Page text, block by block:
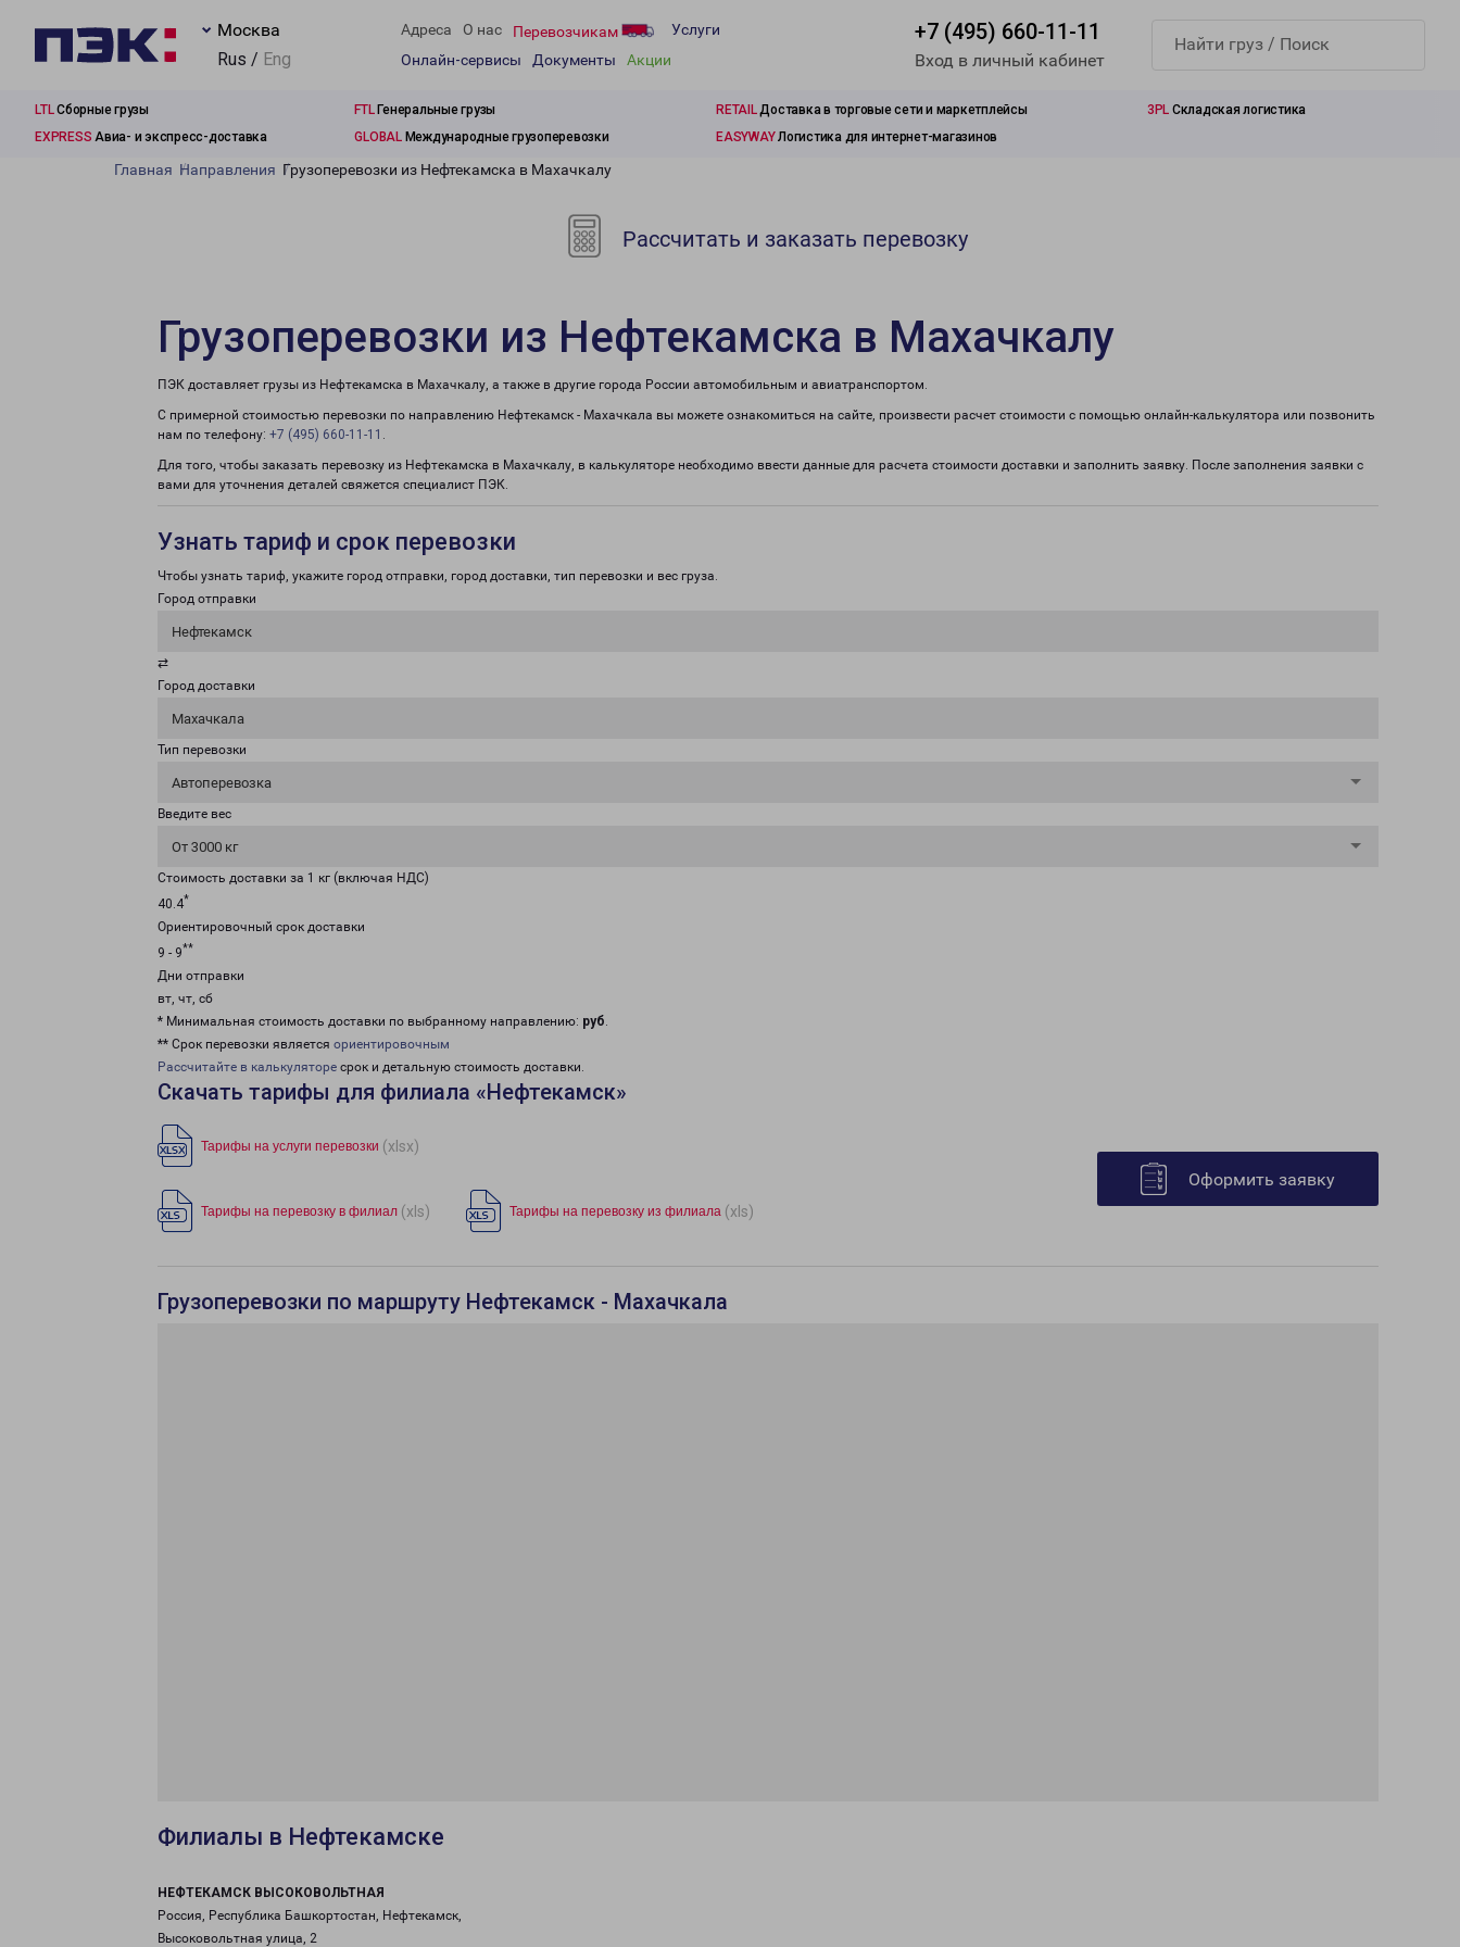
Москва
Rus / Eng
Адреса О нас Перевозчикам
Услуги
Онлайн-сервисы
Документы Акции
+7 (495) 660-11-11
Вход в личный кабинет
LTLСборные грузы FTLГенеральные грузы RETAILДоставка в торговые сети и маркетплейсы 3PL Складская логистика
EXPRESS Авиа- и экспресс-доставка GLOBALМеждународные грузоперевозки EASYWAYЛогистика для интернет-магазинов
Главная Направления Грузоперевозки из Нефтекамска в Махачкалу
Рассчитать и заказать перевозку
Грузоперевозки из Нефтекамска в Махачкалу
ПЭК доставляет грузы из Нефтекамска в Махачкалу, а также в другие города России автомобильным и авиатранспортом.
С примерной стоимостью перевозки по направлению Нефтекамск - Махачкала вы можете ознакомиться на сайте, произвести расчет стоимости с помощью онлайн-калькулятора или позвонить
нам по телефону: +7 (495) 660-11-11 .
Для того, чтобы заказать перевозку из Нефтекамска в Махачкалу, в калькуляторе необходимо ввести данные для расчета стоимости доставки и заполнить заявку. После заполнения заявки с
вами для уточнения деталей свяжется специалист ПЭК.
Узнать тариф и срок перевозки
Чтобы узнать тариф, укажите город отправки, город доставки, тип перевозки и вес груза.
Город отправки
Нефтекамск
⇄
Город доставки
Махачкала
Тип перевозки
Автоперевозка
Введите вес
От 3000 кг
Стоимость доставки за 1 кг (включая НДС)
40.4*
Ориентировочный срок доставки
9 - 9**
Дни отправки
вт, чт, сб
* Минимальная стоимость доставки по выбранному направлению: руб.
** Срок перевозки является ориентировочным
Рассчитайте в калькуляторе срок и детальную стоимость доставки.
Скачать тарифы для филиала «Нефтекамск»
Тарифы на услуги перевозки (xlsx)
Тарифы на перевозку в филиал (xls) Тарифы на перевозку из филиала (xls)
Оформить заявку
Грузоперевозки по маршруту Нефтекамск - Махачкала
Филиалы в Нефтекамске
НЕФТЕКАМСК ВЫСОКОВОЛЬТНАЯ
Россия, Республика Башкортостан, Нефтекамск,
Высоковольтная улица, 2